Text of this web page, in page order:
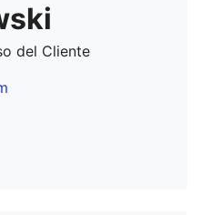
del Cliente